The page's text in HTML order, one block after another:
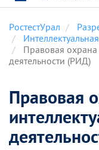
РостестУрал
Правовая охрана
деятельности (РИД)
Правовая